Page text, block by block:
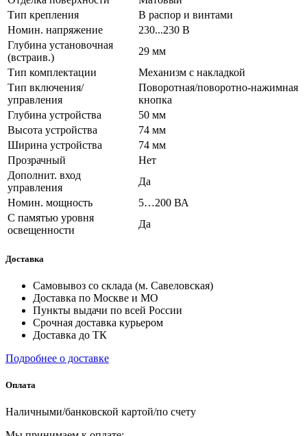
Тип крепления
В распор и винтами
Номин. напряжение
230...230 В
Глубина установочная
(встраив.)
29 мм
Тип комплектации
Механизм с накладкой
Тип включения/
управления
Поворотная/поворотно-нажимная
кнопка
Глубина устройства
50 мм
Высота устройства
74 мм
Ширина устройства
74 мм
Прозрачный
Нет
Дополнит. вход
управления
Да
Номин. мощность
5…200 ВА
С памятью уровня
освещенности
Да
Доставка
Самовывоз со склада (м. Савеловская)
Доставка по Москве и МО
Пункты выдачи по всей России
Срочная доставка курьером
Доставка до ТК
Подробнее о доставке
Оплата
Наличными/банковской картой/по счету